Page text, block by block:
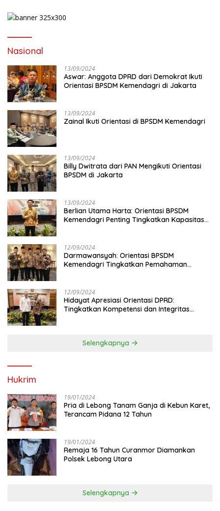
Nasional
13/09/2024
Aswar: Anggota DPRD dari Demokrat Ikuti
Orientasi BPSDM Kemendagri di Jakarta
13/09/2024
Zainal Ikuti Orientasi di BPSDM Kemendagri
13/09/2024
Billy Dwitrata dari PAN Mengikuti Orientasi
BPSDM di Jakarta
13/09/2024
Berlian Utama Harta: Orientasi BPSDM
Kemendagri Penting Tingkatkan Kapasitas
12/09/2024
Darmawansyah: Orientasi BPSDM
Kemendagri Tingkatkan Pemahaman
12/09/2024
Hidayat Apresiasi Orientasi DPRD:
Tingkatkan Kompetensi dan Integritas
Selengkapnya
Hukrim
19/01/2024
Pria di Lebong Tanam Ganja di Kebun Karet,
Terancam Pidana 12 Tahun
19/01/2024
Remaja 16 Tahun Curanmor Diamankan
Polsek Lebong Utara
Selengkapnya